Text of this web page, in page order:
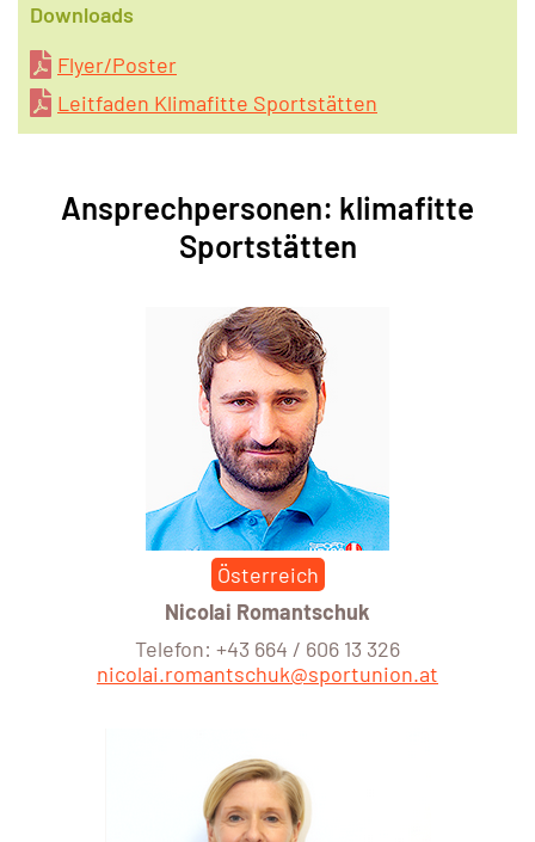
Downloads
Flyer/Poster
Leitfaden Klimafitte Sportstätten
Ansprechpersonen: klimafitte
Sportstätten
Österreich
Nicolai Romantschuk
Telefon: +43 664 / 606 13 326
nicolai.romantschuk@sportunion.at